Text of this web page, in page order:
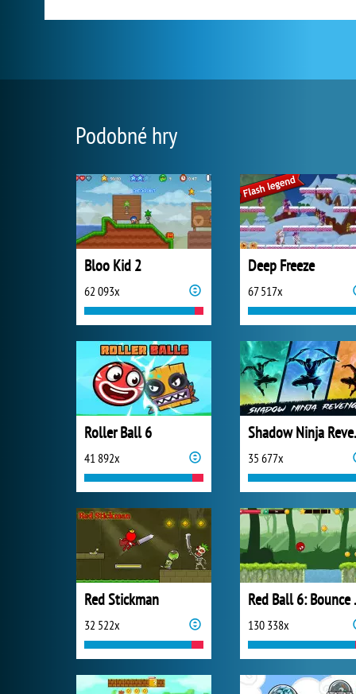
Podobné hry
Bloo Kid 2
62 093x
Deep Freeze
67 517x
Roller Ball 6
41 892x 35 677x
Red Stickman
32 522x 130 338x